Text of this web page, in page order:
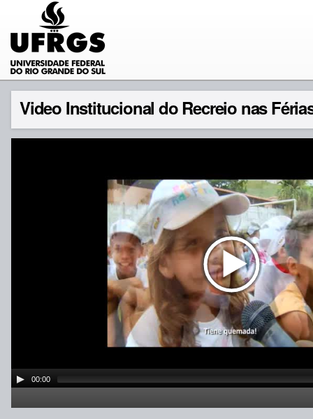
Video Institucional do Recreio nas
00:00